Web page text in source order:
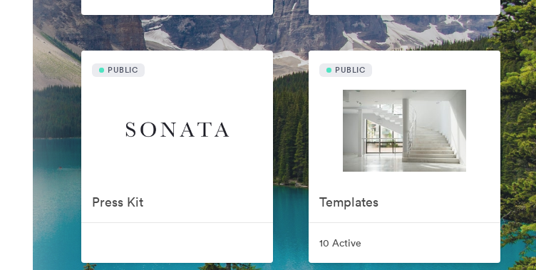
PUBLIC
Press Kit
PUBLIC
Templates
10 Active